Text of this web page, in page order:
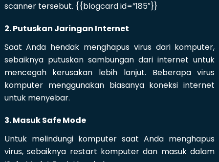
scanner tersebut. {{blogcard id=”185″}}
2. Putuskan Jaringan Internet
Saat Anda hendak menghapus virus dari komputer,
sebaiknya putuskan sambungan dari internet untuk
mencegah kerusakan lebih lanjut. Beberapa virus
komputer menggunakan biasanya koneksi internet
untuk menyebar.
3. Masuk Safe Mode
Untuk melindungi komputer saat Anda menghapus
virus, sebaiknya restart komputer dan masuk dalam